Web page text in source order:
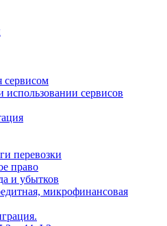
сервисом
сервисов
перевозки
право
и убытков
микрофинансовая